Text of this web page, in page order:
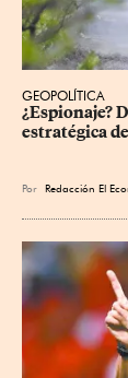
GEOPOLÍTICA
¿Espionaje?
estratégica
Por Redacción El